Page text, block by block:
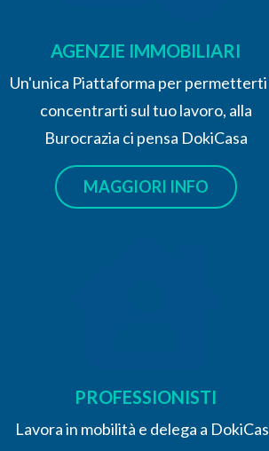
AGENZIE IMMOBILIARI
Un'unica Piattaforma per permetterti
concentrarti sul tuo lavoro, alla
Burocrazia ci pensa DokiCasa
MAGGIORI INFO
PROFESSIONISTI
Lavora in mobilità e delega a